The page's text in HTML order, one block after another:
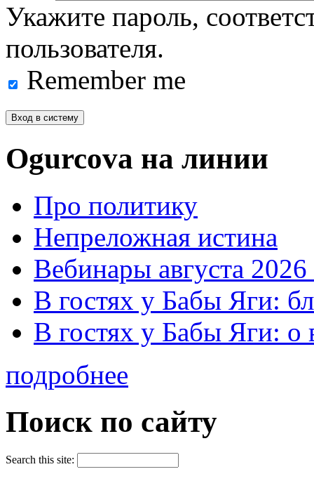
Укажите пароль,
пользователя.
Remember me
Ogurcova на линии
Про политику
Непреложная истина
Вебинары августа 2026
В гостях у Бабы Яги:
В гостях у Бабы Яги:
подробнее
Поиск по сайту
Search this site: